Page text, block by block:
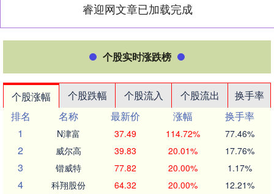
睿迎网文章已加载完成
个股实时涨跌榜
个股涨幅 个股跌幅 个股流入 个股流出
换手率
排名
名称 最新价 涨幅
换手率
1
N津富 37.49 114.72% 77.46%
2 威尔高 39.83 20.01% 17.76%
3 锴威特 77.82 20.00% 1.17%
4 科翔股份 64.32 20.00% 12.21%